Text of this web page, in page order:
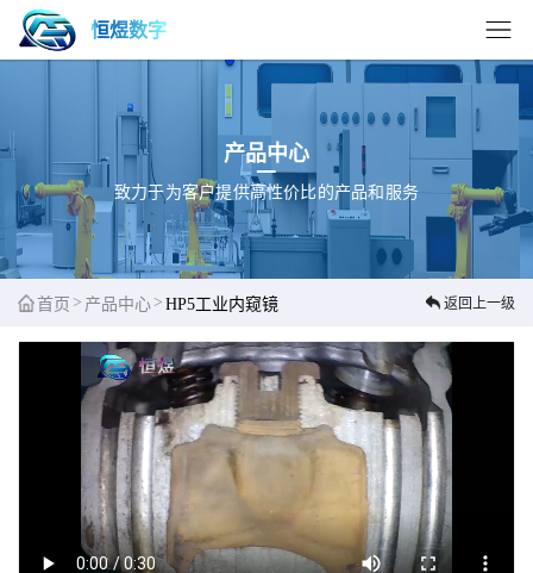
恒煜数字
产品中心
致力于为客户提供高性价比的产品和服务
首页 > 产品中心 > HP5工业内窥镜 返回上一级